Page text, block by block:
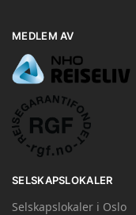
MEDLEM AV
SELSKAPSLOKALER
Selskapslokaler i Oslo